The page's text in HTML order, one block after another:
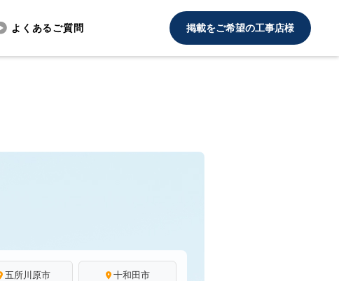
よくあるご質問 掲載をご希望の工事店様
五所川原市 十和田市